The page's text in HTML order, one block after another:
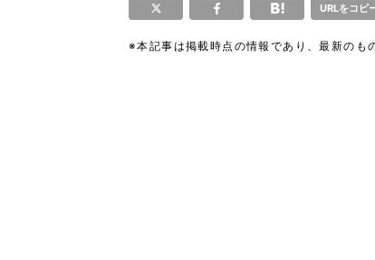
URLをコピ
※本記事は掲載時点の情報であり、最新のも